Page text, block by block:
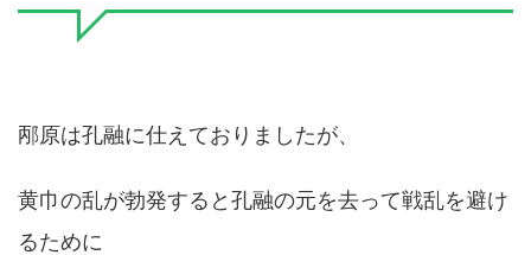
邴原は孔融に仕えておりましたが、
黄巾の乱が勃発すると孔融の元を去って戦乱を避け
るために